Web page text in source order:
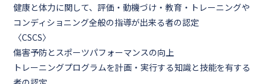
健康と体力に関して、評価・動機づけ・教育・トレーニングや
コンディショニング全般の指導が出来る者の認定
〈CSCS〉
傷害予防とスポーツパフォーマンスの向上
トレーニングプログラムを計画・実行する知識と技能を有する